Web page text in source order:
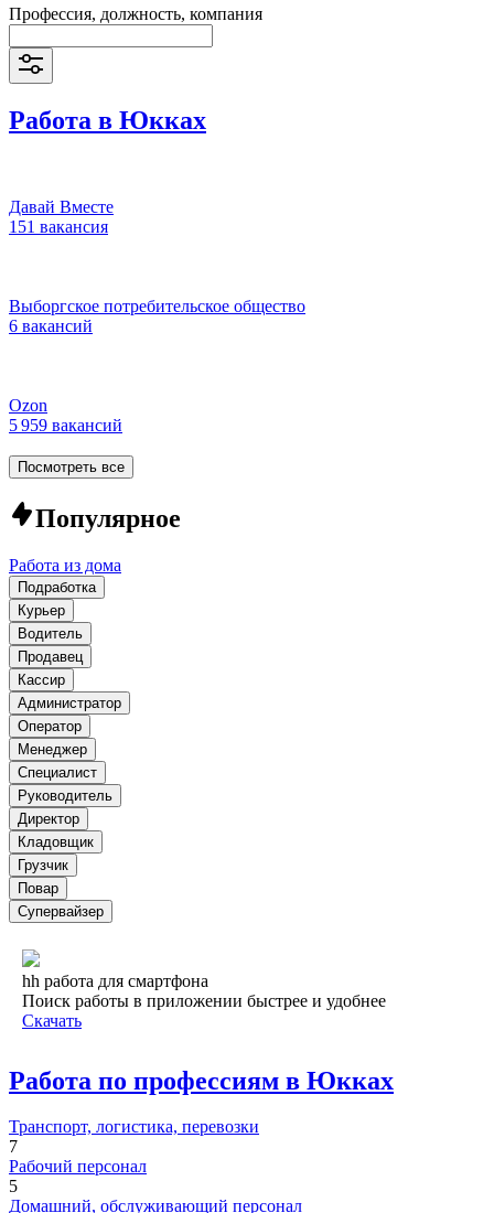
Профессия, должность, компания
Работа в Юкках
Давай Вместе
151 вакансия
Выборгское потребительское общество
6 вакансий
Ozon
5 959 вакансий
Посмотреть все
Популярное
Работа из дома
Подработка
Курьер
Водитель
Продавец
Кассир
Администратор
Оператор
Менеджер
Специалист
Руководитель
Директор
Кладовщик
Грузчик
Повар
Супервайзер
hh работа для смартфона
Поиск работы в приложении быстрее и удобнее
Скачать
Работа по профессиям в Юкках
Транспорт, логистика, перевозки
7
Рабочий персонал
5
Домашний, обслуживающий персонал